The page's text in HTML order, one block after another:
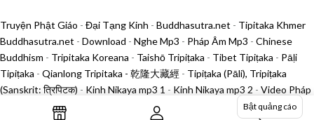
Bật quảng cáo
Truyện Phật Giáo - Đại Tạng Kinh - Buddhasutra.net - Tipitaka Khmer
Buddhasutra.net - Download - Nghe Mp3 - Pháp Âm Mp3 - Chinese
Buddhism - Tripitaka Koreana - Taishō Tripiṭaka - Tibet Tipiṭaka - Pāḷi
Tipiṭaka - Qianlong Tripitaka - 乾隆大藏經 - Tipiṭaka (Pāli), Tripiṭaka
(Sanskrit: त्रिपिटक) - Kinh Nikaya mp3 1 - Kinh Nikaya mp3 2 - Video Pháp
Video Pháp Âm 2 Chùa Khai Nguyên Phật Sự Tản Viên-Phật